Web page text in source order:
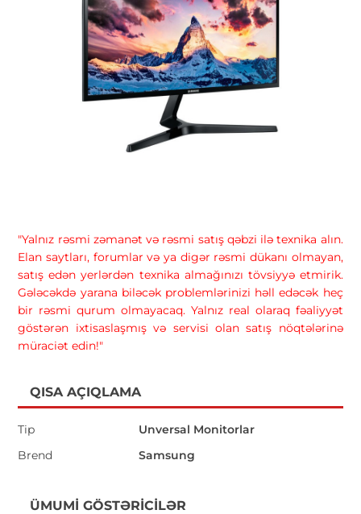
"Yalnız rəsmi zəmanət və rəsmi satış qəbzi ilə texnika alın.
Elan saytları, forumlar və ya digər rəsmi dükanı olmayan,
satış edən yerlərdən texnika almağınızı tövsiyyə etmirik.
Gələcəkdə yarana biləcək problemlərinizi həll edəcək heç
bir rəsmi qurum olmayacaq. Yalnız real olaraq fəaliyyət
göstərən ixtisaslaşmış və servisi olan satış nöqtələrinə
müraciət edin!"
QISA AÇIQLAMA
Tip
Unversal Monitorlar
Brend
Samsung
ÜMUMI GÖSTƏRICILƏR